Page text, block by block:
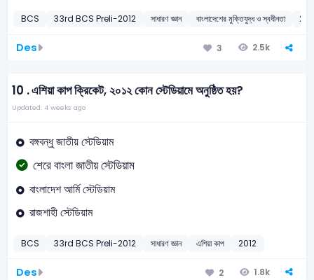
BCS 33rd BCS Preli-2012 সাধারণ জ্ঞান বাংলাদেশের মুক্তিযুদ্ধ ও স্বধীনতা
Des 3 2.5k
10 .এশিয়া কাপ ক্রিকেট, ২০১২ কোন স্টেডিয়ামে অনুষ্ঠিত হয়?
Updated: 4 weeks ago
বঙ্গবন্ধু জাতীয় স্টেডিয়াম
শেরে বাংলা জাতীয় স্টেডিয়াম
বাংলাদেশ আর্মি স্টেডিয়াম
রাজশাহী স্টেডিয়াম
BCS 33rd BCS Preli-2012 সাধারণ জ্ঞান এশিয়া কাপ 2012
Des 2 1.8k